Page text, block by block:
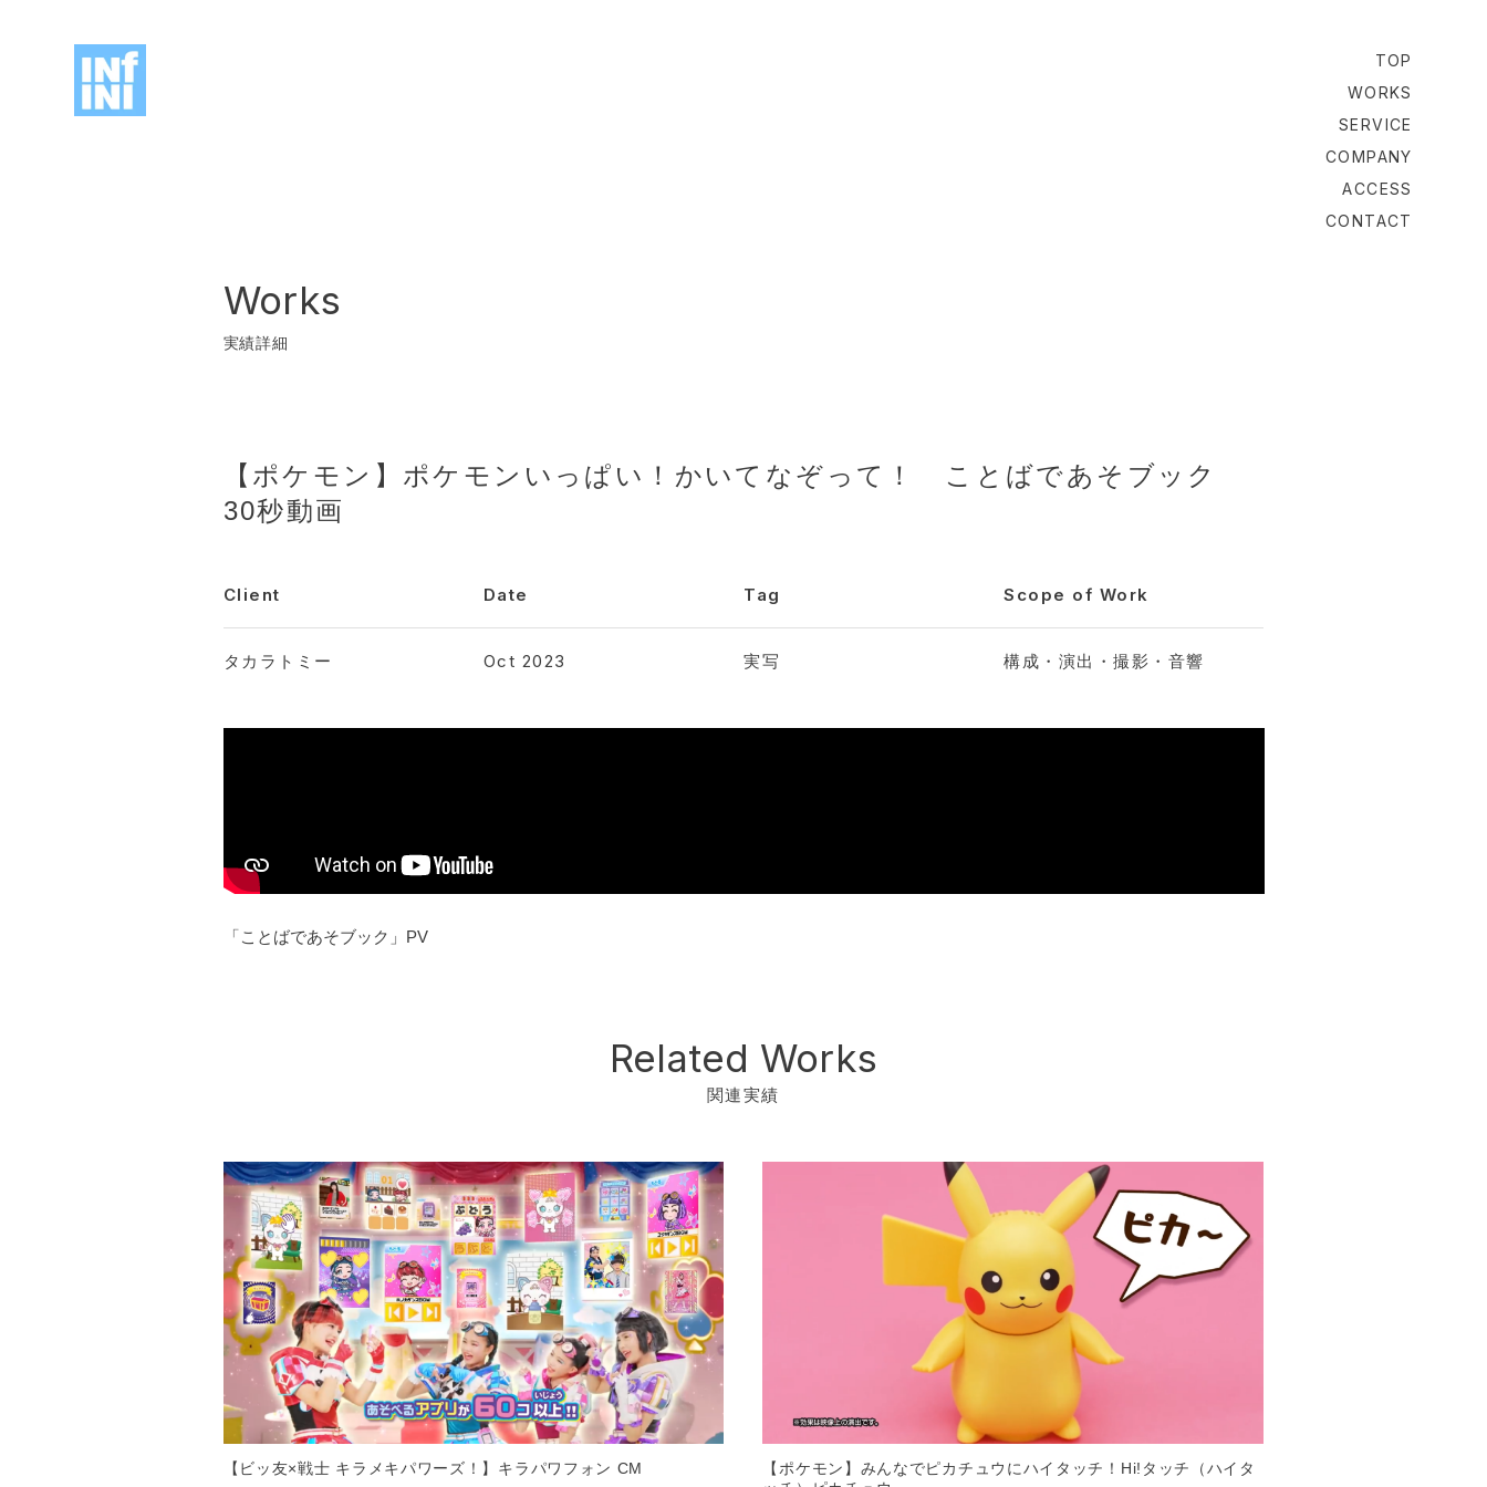
TOP
WORKS
SERVICE
COMPANY
ACCESS
CONTACT
Works
実績詳細
【ポケモン】ポケモンいっぱい！かいてなぞって！ ことばであそブック
30秒動画
Client
タカラトミー
Date
Oct 2023
Tag
実写
Scope of Work
構成・演出・撮影・音響
「ことばであそブック」PV
Related Works
関連実績
【ビッ友×戦士 キラメキパワーズ！】キラパワフォン CM
【ポケモン】みんなでピカチュウにハイタッチ！Hi!タッチ（ハイタ